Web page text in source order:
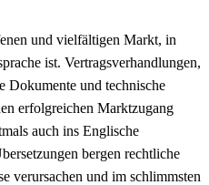
und vielfältigen Markt, in
ist. Vertragsverhandlungen,
Dokumente und technische
erfolgreichen Marktzugang
auch ins Englische
bergen rechtliche
verursachen und im schlimmsten